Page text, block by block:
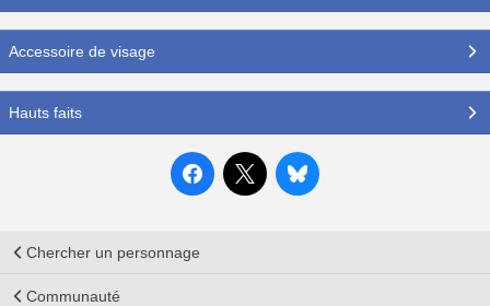
Accessoire de visage
Hauts faits
Chercher un personnage
Communauté